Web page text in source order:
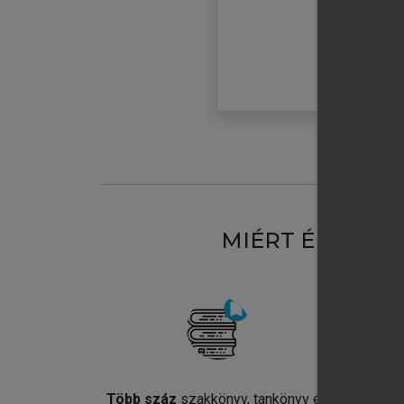
MIÉRT
Több száz szakkönyv, tankönyv és